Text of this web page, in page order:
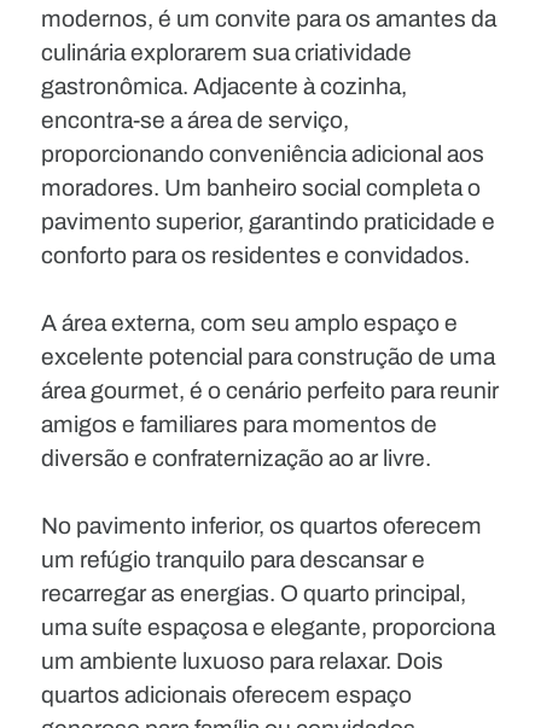
modernos, é um convite para os amantes da
culinária explorarem sua criatividade
gastronômica. Adjacente à cozinha,
encontra-se a área de serviço,
proporcionando conveniência adicional aos
moradores. Um banheiro social completa o
pavimento superior, garantindo praticidade e
conforto para os residentes e convidados.
A área externa, com seu amplo espaço e
excelente potencial para construção de uma
área gourmet, é o cenário perfeito para reunir
amigos e familiares para momentos de
diversão e confraternização ao ar livre.
No pavimento inferior, os quartos oferecem
um refúgio tranquilo para descansar e
recarregar as energias. O quarto principal,
uma suíte espaçosa e elegante, proporciona
um ambiente luxuoso para relaxar. Dois
quartos adicionais oferecem espaço